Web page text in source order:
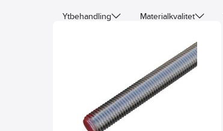
Ytbehandling Materialkvalitet